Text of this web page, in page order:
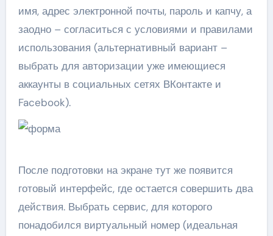
имя, адрес электронной почты, пароль и капчу, а
заодно – согласиться с условиями и правилами
использования (альтернативный вариант –
выбрать для авторизации уже имеющиеся
аккаунты в социальных сетях ВКонтакте и
Facebook).
После подготовки на экране тут же появится
готовый интерфейс, где остается совершить два
действия. Выбрать сервис, для которого
понадобился виртуальный номер (идеальная